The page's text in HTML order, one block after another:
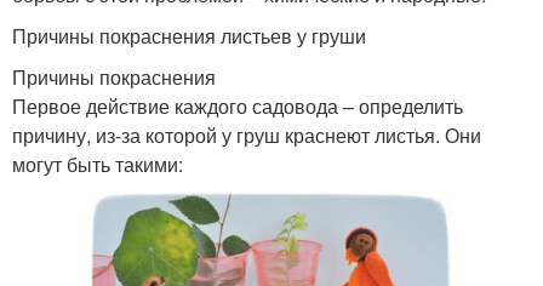
Причины покраснения листьев у груши
Причины покраснения
Первое действие каждого садовода – определить
причину, из-за которой у груш краснеют листья. Они
могут быть такими: